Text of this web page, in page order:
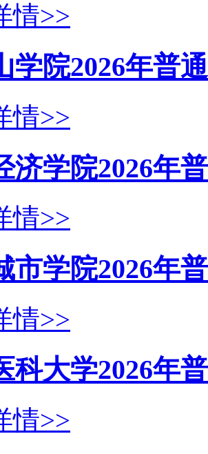
情>>
学院2026年普
情>>
济学院2026年
情>>
市学院2026年
情>>
科大学2026年
情>>